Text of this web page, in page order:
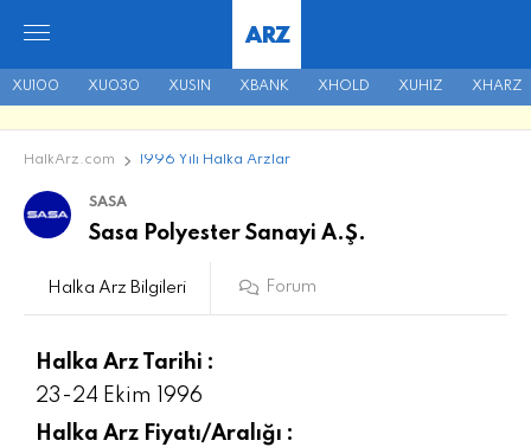
XU100 XU030 XUSIN XBANK XHOLD XUHIZ XHARZ
ARZ
HalkArz.com 1996 Yılı Halka Arzlar
SASA
Sasa Polyester Sanayi A.Ş.
Halka Arz Bilgileri Forum
Halka Arz Tarihi :
23-24 Ekim 1996
Halka Arz Fiyatı/Aralığı :